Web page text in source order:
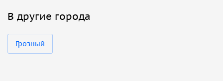
В другие города
Грозный